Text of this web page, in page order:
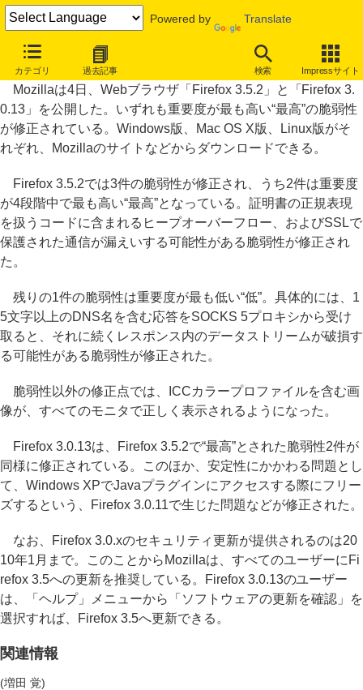
Powered by Translate
カテゴリ 過去記事 検索 Impressサイト
Firefox 3.5.2/3.0.13公開、SSL通信漏えいの脆弱性など修正
Mozillaは4日、Webブラウザ「Firefox 3.5.2」と「Firefox 3.
0.13」を公開した。いずれも重要度が最も高い“最高”の脆弱性
が修正されている。Windows版、Mac OS X版、Linux版がそ
れぞれ、Mozillaのサイトなどからダウンロードできる。
Firefox 3.5.2では3件の脆弱性が修正され、うち2件は重要度
が4段階中で最も高い“最高”となっている。証明書の正規表現
を扱うコードに含まれるヒープオーバーフロー、およびSSLで
保護された通信が漏えいする可能性がある脆弱性が修正され
た。
残りの1件の脆弱性は重要度が最も低い“低”。具体的には、1
5文字以上のDNS名を含む応答をSOCKS 5プロキシから受け
取ると、それに続くレスポンス内のデータストリームが破損す
る可能性がある脆弱性が修正された。
脆弱性以外の修正点では、ICCカラープロファイルを含む画
像が、すべてのモニタで正しく表示されるようになった。
Firefox 3.0.13は、Firefox 3.5.2で“最高”とされた脆弱性2件が
同様に修正されている。このほか、安定性にかかわる問題とし
て、Windows XPでJavaプラグインにアクセスする際にフリー
ズするという、Firefox 3.0.11で生じた問題などが修正された。
なお、Firefox 3.0.xのセキュリティ更新が提供されるのは20
10年1月まで。このことからMozillaは、すべてのユーザーにFi
refox 3.5への更新を推奨している。Firefox 3.0.13のユーザー
は、「ヘルプ」メニューから「ソフトウェアの更新を確認」を
選択すれば、Firefox 3.5へ更新できる。
関連情報
(増田 覚)